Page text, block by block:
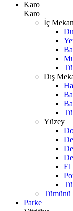
Karo
Karo
İç Mekan
Dış
Yüzey
El
Tümünü
Parke